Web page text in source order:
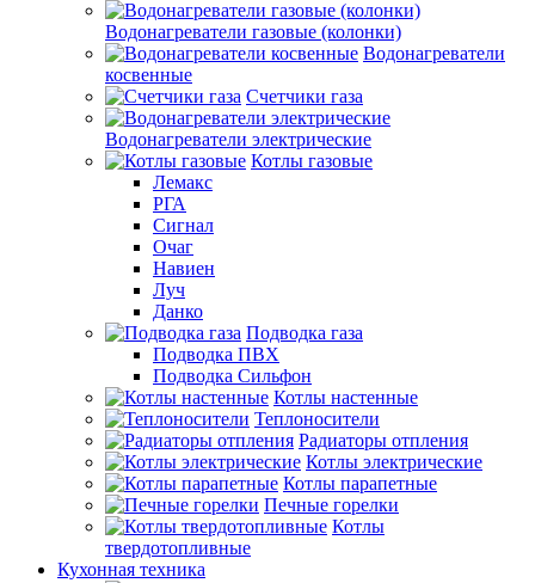
Водонагреватели газовые (колонки)
Водонагреватели
косвенные
Счетчики газа
Водонагреватели электрические
Котлы газовые
Лемакс
РГА
Сигнал
Очаг
Навиен
Луч
Данко
Подводка газа
Подводка ПВХ
Подводка Сильфон
Котлы настенные
Теплоносители
Радиаторы отпления
Котлы электрические
Котлы парапетные
Печные горелки
Котлы
твердотопливные
Кухонная техника